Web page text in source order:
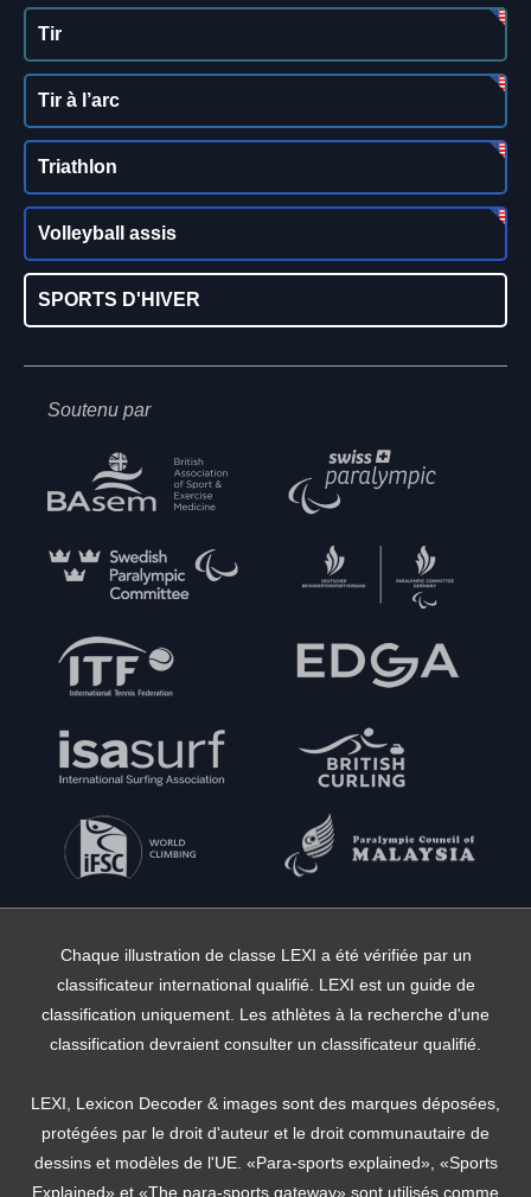
Tir
Tir à l’arc
Triathlon
Volleyball assis
SPORTS D'HIVER
Soutenu par
Chaque illustration de classe LEXI a été vérifiée par un
classificateur international qualifié. LEXI est un guide de
classification uniquement. Les athlètes à la recherche d'une
classification devraient consulter un classificateur qualifié.
LEXI, Lexicon Decoder & images sont des marques déposées,
protégées par le droit d'auteur et le droit communautaire de
dessins et modèles de l'UE. «Para-sports explained», «Sports
Explained» et «The para-sports gateway» sont utilisés comme